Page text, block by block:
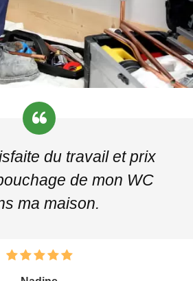
du travail et prix
de mon WC
ma maison.